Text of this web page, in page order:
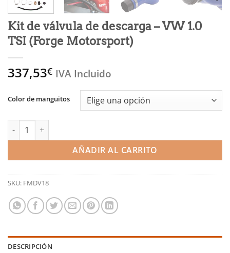
Kit de válvula de descarga – VW 1.0
TSI (Forge Motorsport)
337,53€ IVA Incluido
Color de manguitos
Kit de válvula de descarga - VW 1.0 TSI (Forge Motorsport)
AÑADIR AL CARRITO
SKU: FMDV18
DESCRIPCIÓN